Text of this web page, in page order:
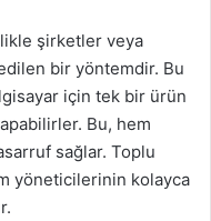
şirketler veya
bir yöntemdir. Bu
için tek bir ürün
Bu, hem
sağlar. Toplu
yöneticilerinin kolayca